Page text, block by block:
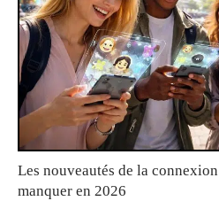
Les nouveautés de la
manquer en 2026